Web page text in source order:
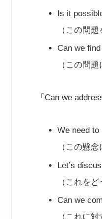
Is it
（この問
Can we
（この問
「Can we
We need
（この懸
Let’s
（これを
Can we
（これに